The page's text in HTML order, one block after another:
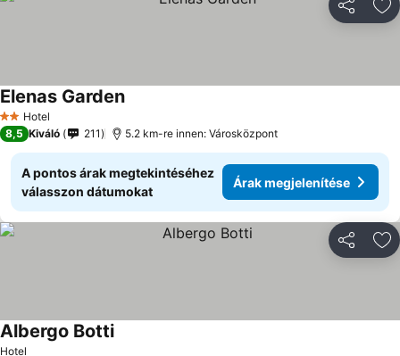
2 Kategória
Hotel
Elenas Garden
8,5 Kiváló 211 5.2 km-re innen: Városközpont
A pontos árak megtekintéséhez
válasszon dátumokat
Árak megjelenítése
Hotel
Albergo Botti